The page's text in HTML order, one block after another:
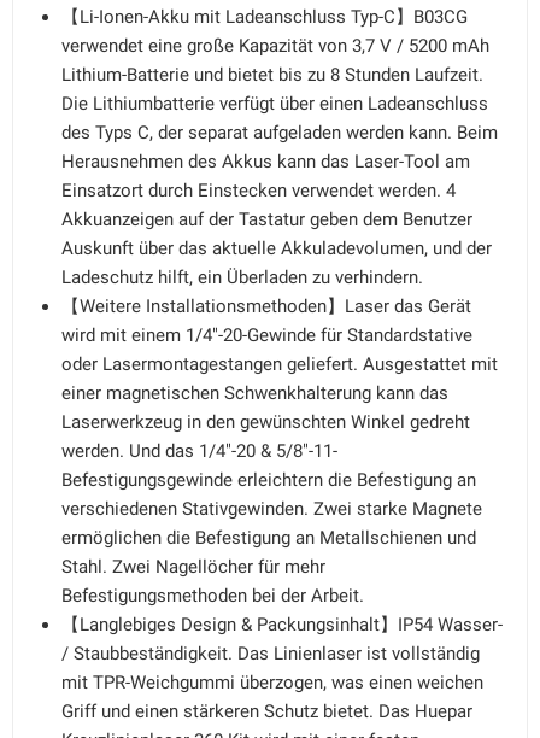
【Li-Ionen-Akku mit Ladeanschluss Typ-C】B03CG
verwendet eine große Kapazität von 3,7 V / 5200 mAh
Lithium-Batterie und bietet bis zu 8 Stunden Laufzeit.
Die Lithiumbatterie verfügt über einen Ladeanschluss
des Typs C, der separat aufgeladen werden kann. Beim
Herausnehmen des Akkus kann das Laser-Tool am
Einsatzort durch Einstecken verwendet werden. 4
Akkuanzeigen auf der Tastatur geben dem Benutzer
Auskunft über das aktuelle Akkuladevolumen, und der
Ladeschutz hilft, ein Überladen zu verhindern.
【Weitere Installationsmethoden】Laser das Gerät
wird mit einem 1/4"-20-Gewinde für Standardstative
oder Lasermontagestangen geliefert. Ausgestattet mit
einer magnetischen Schwenkhalterung kann das
Laserwerkzeug in den gewünschten Winkel gedreht
werden. Und das 1/4"-20 & 5/8"-11-
Befestigungsgewinde erleichtern die Befestigung an
verschiedenen Stativgewinden. Zwei starke Magnete
ermöglichen die Befestigung an Metallschienen und
Stahl. Zwei Nagellöcher für mehr
Befestigungsmethoden bei der Arbeit.
【Langlebiges Design & Packungsinhalt】IP54 Wasser-
/ Staubbeständigkeit. Das Linienlaser ist vollständig
mit TPR-Weichgummi überzogen, was einen weichen
Griff und einen stärkeren Schutz bietet. Das Huepar